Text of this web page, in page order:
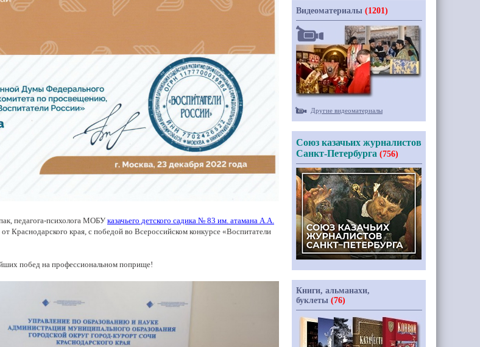
педагога-психолога МОБУказачьего детского садика № 83 им. атамана А.А.
Краснодарского края, с победой во Всероссийском конкурсе «Воспитатели
побед на профессиональном поприще!
Видеоматериалы (1201)
Другие видеоматериалы
Союз казачьих журналистов
Санкт-Петербурга (756)
Книги, альманахи,
буклеты (76)